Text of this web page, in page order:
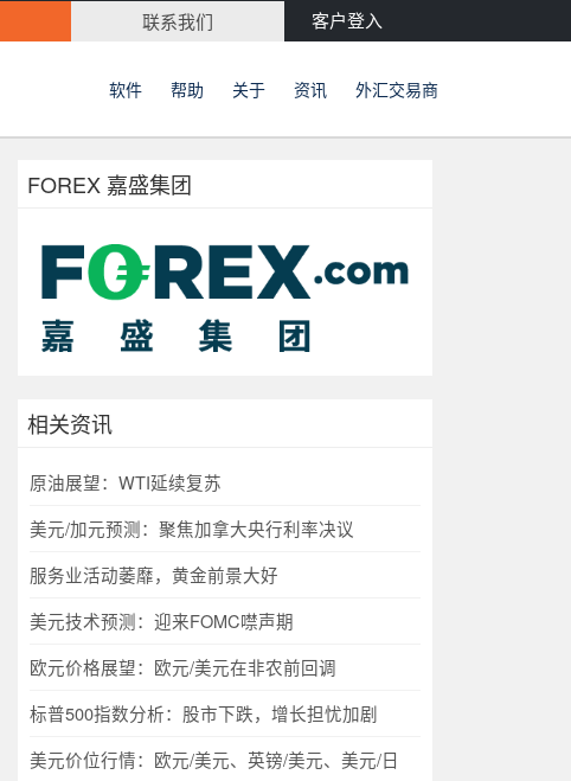
联系我们 客户登入
软件 帮助 关于 资讯 外汇交易商
FOREX 嘉盛集团
相关资讯
原油展望：WTI延续复苏
美元/加元预测：聚焦加拿大央行利率决议
服务业活动萎靡，黄金前景大好
美元技术预测：迎来FOMC噤声期
欧元价格展望：欧元/美元在非农前回调
标普500指数分析：股市下跌，增长担忧加剧
美元价位行情：欧元/美元、英镑/美元、美元/日